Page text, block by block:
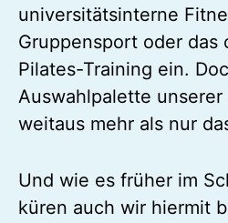
universitätsinterne
Gruppensport oder das
Pilates-Training ein.
Auswahlpalette
weitaus mehr als nur
Und wie es früher im
küren auch wir hiermit